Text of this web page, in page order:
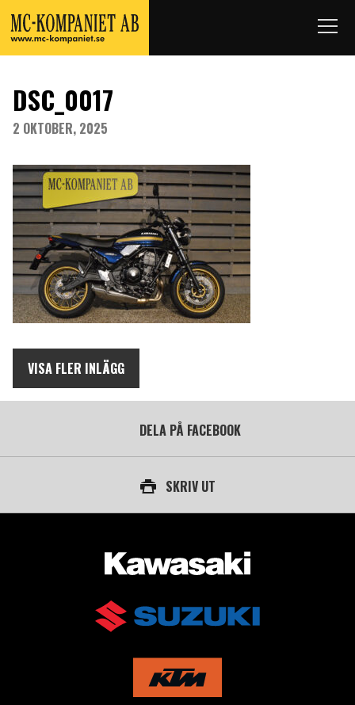
DSC_0017
2 OKTOBER, 2025
VISA FLER INLÄGG
DELA PÅ FACEBOOK
SKRIV UT
AUKTORISERAD ÅTERFÖRSÄLJARE AV